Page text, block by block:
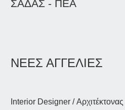
ΣΑΔΑΣ - ΠΕΑ
ΝΕΕΣ ΑΓΓΕΛΙΕΣ
Interior Designer / Αρχιτέκτονας